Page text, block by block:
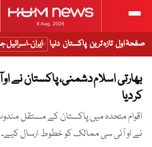
8 Aug, 2026
صفحۂ اول تازہ ترین پاکستان دنیا ایران-
بھارتی اسلام دشمنی، پاکستان نے
کر دیا
اقوام متحدہ میں پاکستان کے مستقل
نے او آئی سی ممالک کو خطوط ارسال کیے۔